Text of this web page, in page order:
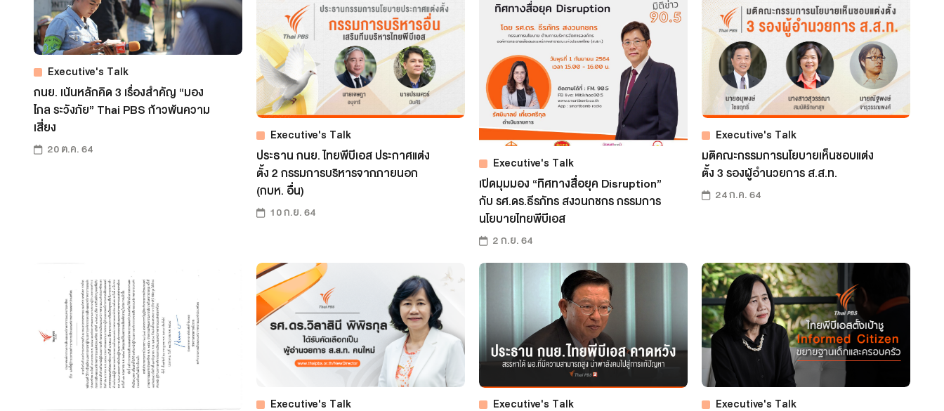
Executive's Talk
กนย. เน้นหลักคิด 3 เรื่องสำคัญ “มอง
ไกล ระวังภัย” Thai PBS ก้าวพ้นความ
เสี่ยง
20 ต.ค. 64
Executive's Talk
ประธาน กนย. ไทยพีบีเอส ประกาศแต่ง
ตั้ง 2 กรรมการบริหารจากภายนอก
(กบห. อื่น)
10 ก.ย. 64
Executive's Talk
เปิดมุมมอง “ทิศทางสื่อยุค Disruption”
กับ รศ.ดร.ธีรภัทร สงวนกชกร กรรมการ
นโยบายไทยพีบีเอส
2 ก.ย. 64
Executive's Talk
มติคณะกรรมการนโยบายเห็นชอบแต่ง
ตั้ง 3 รองผู้อำนวยการ ส.ส.ท.
24 ก.ค. 64
Executive's Talk Executive's Talk Executive's Talk